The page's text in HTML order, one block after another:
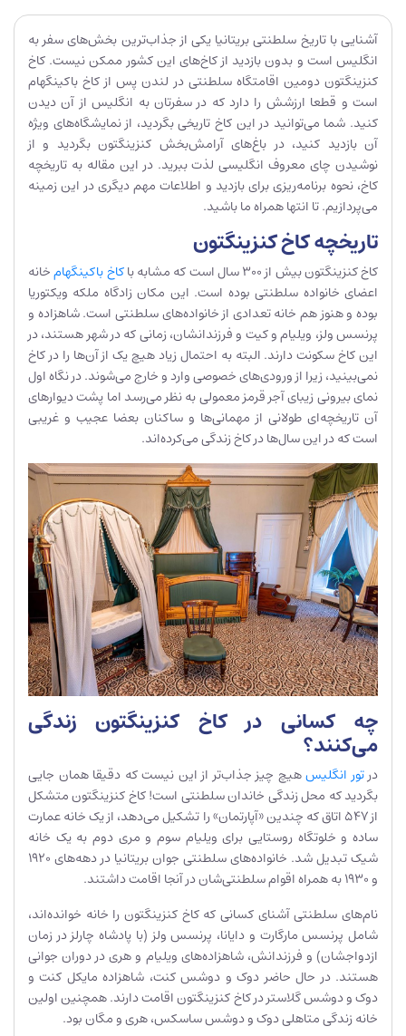
آشنایی با تاریخ سلطنتی بریتانیا یکی از جذاب‌ترین بخش‌های سفر به
انگلیس است و بدون بازدید از کاخ‌های این کشور ممکن نیست. کاخ
کنزینگتون دومین اقامتگاه سلطنتی در لندن پس از کاخ باکینگهام
است و قطعا ارزشش را دارد که در سفرتان به انگلیس از آن دیدن
کنید. شما می‌توانید در این کاخ تاریخی بگردید، از نمایشگاه‌های ویژه
آن بازدید کنید، در باغ‌های آرامش‌بخش کنزینگتون بگردید و از
نوشیدن چای معروف انگلیسی لذت ببرید. در این مقاله به تاریخچه
کاخ، نحوه برنامه‌ریزی برای بازدید و اطلاعات مهم دیگری در این زمینه
می‌پردازیم. تا انتها همراه ما باشید.
تاریخچه کاخ کنزینگتون
کاخ کنزینگتون بیش از 300 سال است که مشابه با کاخ باکینگهامخانه
اعضای خانواده سلطنتی بوده است. این مکان زادگاه ملکه ویکتوریا
بوده و هنوز هم خانه تعدادی از خانواده‌های سلطنتی است. شاهزاده و
پرنسس ولز، ویلیام و کیت و فرزندانشان، زمانی که در شهر هستند، در
این کاخ سکونت دارند. البته به احتمال زیاد هیچ یک از آن‌ها را در کاخ
نمی‌بینید، زیرا از ورودی‌های خصوصی وارد و خارج می‌شوند. در نگاه اول
نمای بیرونی زیبای آجر قرمز معمولی به نظر می‌رسد اما پشت دیوارهای
آن تاریخچه‌ای طولانی از مهمانی‌ها و ساکنان بعضا عجیب و غریبی
است که در این سال‌ها در کاخ زندگی می‌کرده‌اند.
چه کسانی در کاخ کنزینگتون زندگی
می‌کنند؟
درتور انگلیسهیچ چیز جذاب‌تر از این نیست که دقیقا همان جایی
بگردید که محل زندگی خاندان سلطنتی است! کاخ کنزینگتون متشکل
از 547 اتاق که چندین «آپارتمان» را تشکیل می‌دهد، از یک خانه عمارت
ساده و خلوتگاه روستایی برای ویلیام سوم و مری دوم به یک خانه
شیک تبدیل شد. خانواده‌های سلطنتی جوان بریتانیا در دهه‌های 1920
و 1930 به همراه اقوام سلطنتی‌شان در آنجا اقامت داشتند.
نام‌های سلطنتی آشنای کسانی که کاخ کنزینگتون را خانه خوانده‌اند،
شامل پرنسس مارگارت و دایانا، پرنسس ولز (با پادشاه چارلز در زمان
ازدواجشان) و فرزندانش، شاهزاده‌های ویلیام و هری در دوران جوانی
هستند. در حال حاضر دوک و دوشس کنت، شاهزاده مایکل کنت و
دوک و دوشس گلاستر در کاخ کنزینگتون اقامت دارند. همچنین اولین
خانه زندگی متاهلی دوک و دوشس ساسکس، هری و مگان بود.